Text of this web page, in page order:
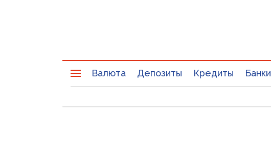
Валюта Депозиты Кредиты Банки